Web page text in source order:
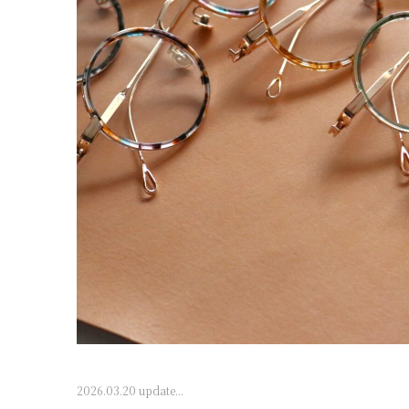
2026.03.20 update...